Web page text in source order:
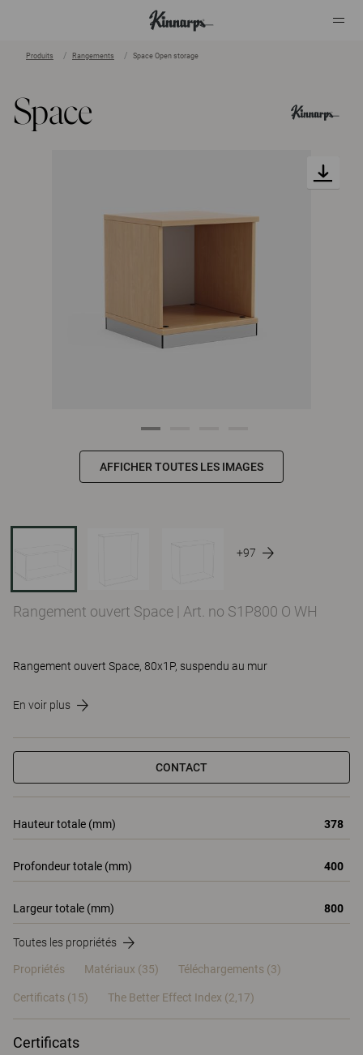
Produits Rangements Space Open storage
Space
AFFICHER TOUTES LES IMAGES
+97
Rangement ouvert Space | Art. no S1P800 O WH
Rangement ouvert Space, 80x1P, suspendu au mur
En voir plus
CONTACT
Hauteur totale (mm) 378
Profondeur totale (mm) 400
Largeur totale (mm) 800
Toutes les propriétés
Propriétés Matériaux (35) Téléchargements (3)
Certificats (15) The Better Effect Index (2,17)
Certificats